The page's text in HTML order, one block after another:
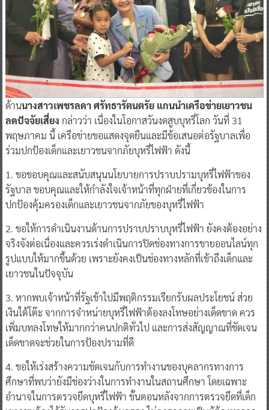
ด้านนางสาวเพชรลดา ศรัทธารัตนตรัย แกนนำเครือข่ายเยาวชน
ลดปัจจัยเสี่ยง กล่าวว่า เนื่องในโอกาสวันงดสูบบุหรี่โลก วันที่ 31
พฤษภาคม นี้ เครือข่ายขอแสดงจุดยืนและมีข้อเสนอต่อรัฐบาลเพื่อ
ร่วมปกป้องเด็กและเยาวชนจากภัยบุหรี่ไฟฟ้า ดังนี้
1. ขอขอบคุณและสนับสนุนนโยบายการปราบปรามบุหรี่ไฟฟ้าของ
รัฐบาล ขอบคุณและให้กำลังใจเจ้าหน้าที่ทุกฝ่ายที่เกี่ยวข้องในการ
ปกป้องคุ้มครองเด็กและเยาวชนจากภัยของบุหรี่ไฟฟ้า
2. ขอให้การดำเนินงานด้านการปราบปราบบุหรี่ไฟฟ้า ยังคงต้องอย่าง
จริงจังต่อเนื่องและควรเร่งดำเนินการปิดช่องทางการขายออนไลน์ทุก
รูปแบบให้มากขึ้นด้วย เพราะยังคงเป็นช่องทางหลักที่เข้าถึงเด็กและ
เยาวชนในปัจจุบัน
3. หากพบเจ้าหน้าที่รัฐเข้าไปมีพฤติกรรมเรียกรับผลประโยชน์ ส่วย
เงินใต้โต๊ะ จากการจำหน่ายบุหรี่ไฟฟ้าต้องลงโทษอย่างเด็ดขาด ควร
เพิ่มบทลงโทษให้มากกว่าคนปกติทั่วไป และการส่งสัญญาณที่ชัดเจน
เด็ดขาดจะช่วยในการป้องปรามที่ดี
4. ขอให้เร่งสร้างความชัดเจนกับการทำงานของบุคลากรทางการ
ศึกษาที่พบว่ายังมีช่องว่างในการทำงานในสถานศึกษา โดยเฉพาะ
อำนาจในการตรวจยึดบุหรี่ไฟฟ้า ขั้นตอนหลังจากการตรวจยึดที่เด็ก